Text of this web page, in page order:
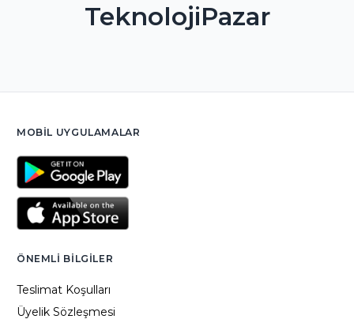
TeknolojiPazar
MOBIL UYGULAMALAR
ÖNEMLI BILGILER
Teslimat Koşulları
Üyelik Sözleşmesi